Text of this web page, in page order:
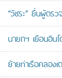
“วัชระ” ยื่นผู้ตร
นายกฯ เยือนอิน
ย้ายท่าเรือคลอ